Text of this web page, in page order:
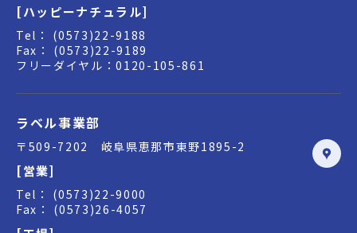
[ハッピーナチュラル]
Tel： (0573)22-9188
Fax： (0573)22-9189
フリーダイヤル：0120-105-861
ラベル事業部
〒509-7202 岐阜県恵那市東野1895-2
[営業]
Tel： (0573)22-9000
Fax： (0573)26-4057